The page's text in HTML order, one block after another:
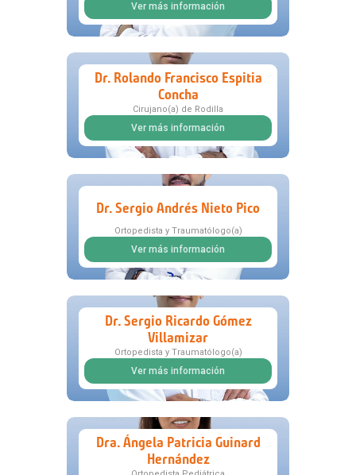
Ver más información
Dr. Rolando Francisco Espitia
Concha
Cirujano(a) de Rodilla
Ver más información
Dr. Sergio Andrés Nieto Pico
Ortopedista y Traumatólogo(a)
Ver más información
Dr. Sergio Ricardo Gómez
Villamizar
Ortopedista y Traumatólogo(a)
Ver más información
Dra. Ángela Patricia Guinard
Hernández